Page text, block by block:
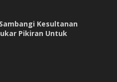
Kesultanan
Pikiran Untuk